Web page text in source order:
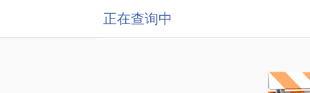
正在查询中